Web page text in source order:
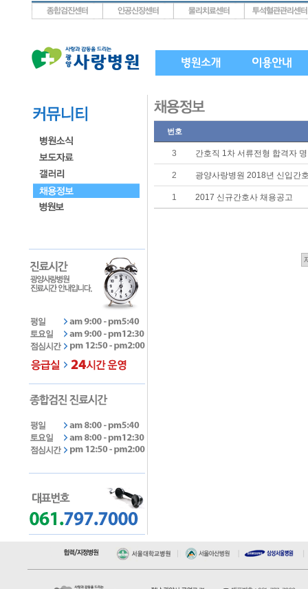
상단메뉴로 바로가기
왼쪽메뉴로 바로가기
본문으로 바로가기
번호
3 간호직 1차 서류전형 합격자
2 광양사랑병원 2018년 신입간
1 2017 신규간호사 채용공고